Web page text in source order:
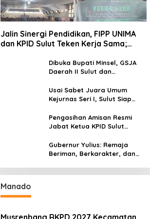
Jalin Sinergi Pendidikan, FIPP UNIMA
dan KPID Sulut Teken Kerja Sama;
Literasi PenyiaranDibuka Bupati Minsel, GSJA
Daerah II Sulut dan
Rakerda di Amurang
Usai Sabet Juara Umum
Kejurnas Seri I, Sulut Siap
Seri II Piala Presiden di
Tompaso
Pengasihan Amisan Resmi
Jabat Ketua KPID Sulut
Gubernur Yulius: Remaja
Beriman, Berkarakter, dan
Manado